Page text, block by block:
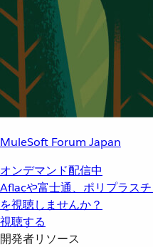
MuleSoft Forum Japan
オンデマンド配信中
Aflacや富士通、ポリプラス
を視聴しませんか？
視聴する
開発者リソース